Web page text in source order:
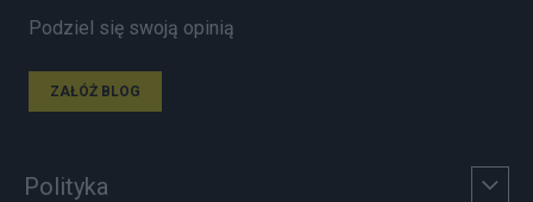
Podziel się swoją opinią
ZAŁÓŻ BLOG
Polityka